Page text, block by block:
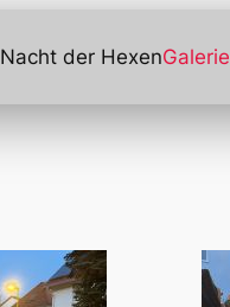
Nacht der HexenGalerie